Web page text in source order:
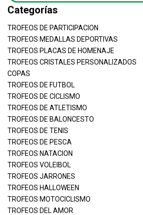
Categorías
TROFEOS DE PARTICIPACION
TROFEOS MEDALLAS DEPORTIVAS
TROFEOS PLACAS DE HOMENAJE
TROFEOS CRISTALES PERSONALIZADOS
COPAS
TROFEOS DE FUTBOL
TROFEOS DE CICLISMO
TROFEOS DE ATLETISMO
TROFEOS DE BALONCESTO
TROFEOS DE TENIS
TROFEOS DE PESCA
TROFEOS NATACION
TROFEOS VOLEIBOL
TROFEOS JARRONES
TROFEOS HALLOWEEN
TROFEOS MOTOCICLISMO
TROFEOS DEL AMOR